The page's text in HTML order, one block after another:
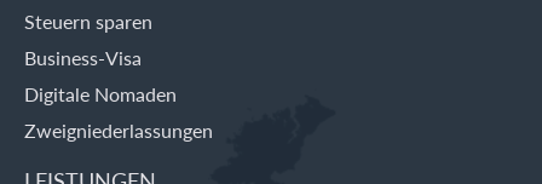
Steuern sparen
Business-Visa
Digitale Nomaden
Zweigniederlassungen